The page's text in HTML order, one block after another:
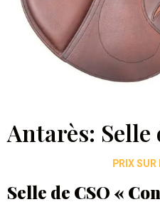
Antarès: Selle
PRIX
Selle de CSO «